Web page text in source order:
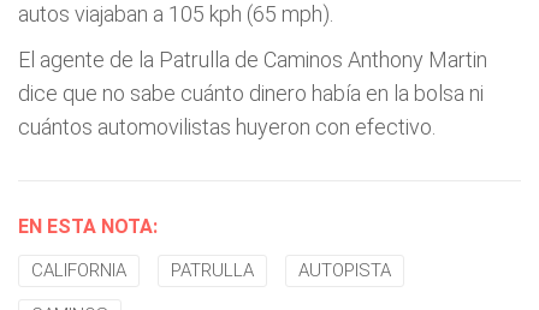
autos viajaban a 105 kph (65 mph).
El agente de la Patrulla de Caminos Anthony Martin
dice que no sabe cuánto dinero había en la bolsa ni
cuántos automovilistas huyeron con efectivo.
EN ESTA NOTA:
CALIFORNIA PATRULLA AUTOPISTA